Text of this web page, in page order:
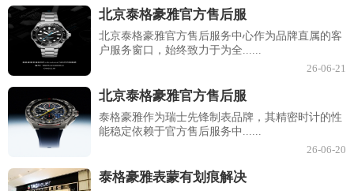
北京泰格豪雅官方售后服
北京泰格豪雅官方售后服务中心作为品牌直属的客
户服务窗口，始终致力于为全......
26-06-21
北京泰格豪雅官方售后服
泰格豪雅作为瑞士先锋制表品牌，其精密时计的性
能稳定依赖于官方售后服务中......
26-06-20
泰格豪雅表蒙有划痕解决